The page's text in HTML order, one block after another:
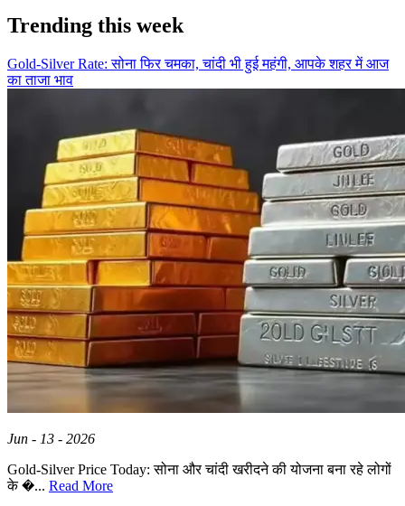
Trending this week
Gold-Silver Rate: सोना फिर चमका, चांदी भी हुई महंगी, आपके शहर में आज
का ताजा भाव
Jun - 13 - 2026
Gold-Silver Price Today: सोना और चांदी खरीदने की योजना बना रहे लोगों
के �... Read More